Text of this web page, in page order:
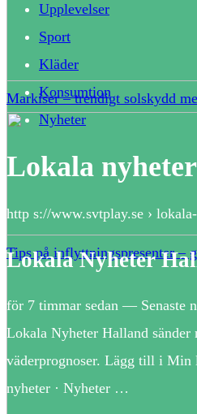
Markiser – trendigt solskydd
Tips på inflyttningspresenter –
Upplevelser
Sport
Kläder
Konsumtion
Nyheter
Lokala
http s://www.svtplay.se ›
Lokala Nyheter
för 7 timmar sedan — Senaste
Lokala Nyheter Halland sänder
väderprognoser. Lägg till i Min
nyheter · Nyheter …